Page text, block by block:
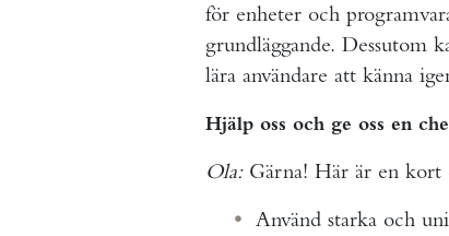
för enheter och
grundläggande. Dessutom
lära användare att känna
Hjälp oss och ge oss en
Ola:Gärna! Här är en kort
Använd starka och